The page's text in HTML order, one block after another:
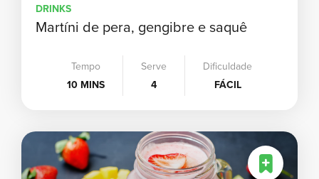
DRINKS
Martíni de pera, gengibre e saquê
Tempo
10 MINS
Serve
4
Dificuldade
FÁCIL